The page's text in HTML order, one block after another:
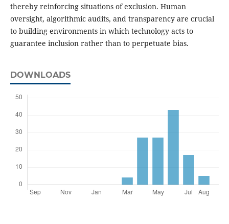
thereby reinforcing situations of exclusion. Human
oversight, algorithmic audits, and transparency are crucial
to building environments in which technology acts to
guarantee inclusion rather than to perpetuate bias.
DOWNLOADS